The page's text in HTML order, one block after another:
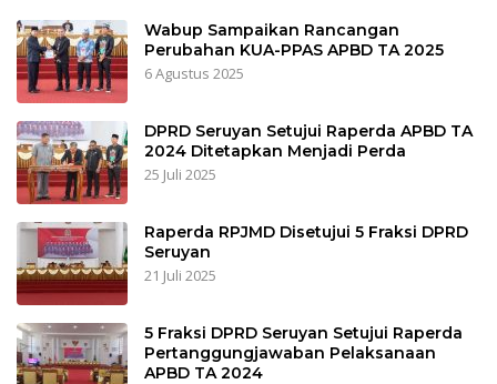
Wabup Sampaikan Rancangan
Perubahan KUA-PPAS APBD TA 2025
6 Agustus 2025
DPRD Seruyan Setujui Raperda APBD TA
2024 Ditetapkan Menjadi Perda
25 Juli 2025
Raperda RPJMD Disetujui 5 Fraksi DPRD
Seruyan
21 Juli 2025
5 Fraksi DPRD Seruyan Setujui Raperda
Pertanggungjawaban Pelaksanaan
APBD TA 2024